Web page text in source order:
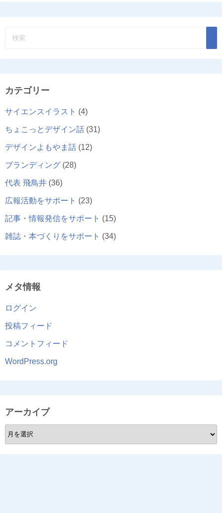
カテゴリー
サイエンスイラスト (4)
ちょこっとデザイン話 (31)
デザインよもやま話 (12)
ブランディング (28)
代表 飛鳥井 (36)
広報活動をサポート (23)
記事・情報発信をサポート (15)
雑誌・本づくりをサポート (34)
メタ情報
ログイン
投稿フィード
コメントフィード
WordPress.org
アーカイブ
ア
ー